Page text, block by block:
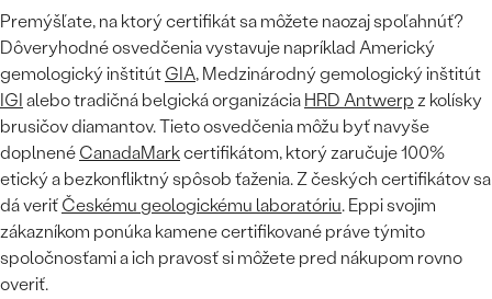
BEZ KAMEŇA
ETERNITY
VYKROJENÉ
VINTAGE
NETRADIČNÉ
TEPANÉ
VINTAGE
SET ZÁSNUBNÉHO PRSTEŇA A
OBRÚČOK
NETRADIČNÉ
ZOSTAVTE SI PRSTEŇ
ZAČAŤ S PRSTEŇOM
NÁUŠNICE
PRSTENE
PRÍVESKY
NÁRAMKY
SETY
NAPICHOVACIE
KRUHOVÉ
MINIMALISTICKÉ
VISIACE
SOLITÉR
V TVARE SRDCA
PODĽA ŠTÝLU
SOLITÉR
NARODENIE DIEŤAŤA
PERSONALIZOVANÉ
SO ZNAMENÍM ZVEROKRUHU
STRIEBORNÉ
PLATINOVÉ
PODĽA ŠTÝLU
ETERNITY
MINIMALISTICKÉ
Premýšľate, na ktorý certifikát sa môžete naozaj spoľahnúť?
Dôveryhodné osvedčenia vystavuje napríklad Americký
gemologický inštitút GIA, Medzinárodný gemologický inštitút
IGI alebo tradičná belgická organizácia HRD Antwerp z kolísky
brusičov diamantov. Tieto osvedčenia môžu byť navyše
doplnené CanadaMarkcertifikátom, ktorý zaručuje 100%
etický a bezkonfliktný spôsob ťaženia. Z českých certifikátov sa
dá veriť Českému geologickému laboratóriu. Eppi svojim
zákazníkom ponúka kamene certifikované práve týmito
spoločnosťami a ich pravosť si môžete pred nákupom rovno
overiť.